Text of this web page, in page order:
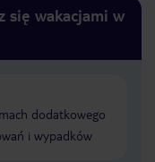
się wakacjami w
dodatkowego
i wypadków